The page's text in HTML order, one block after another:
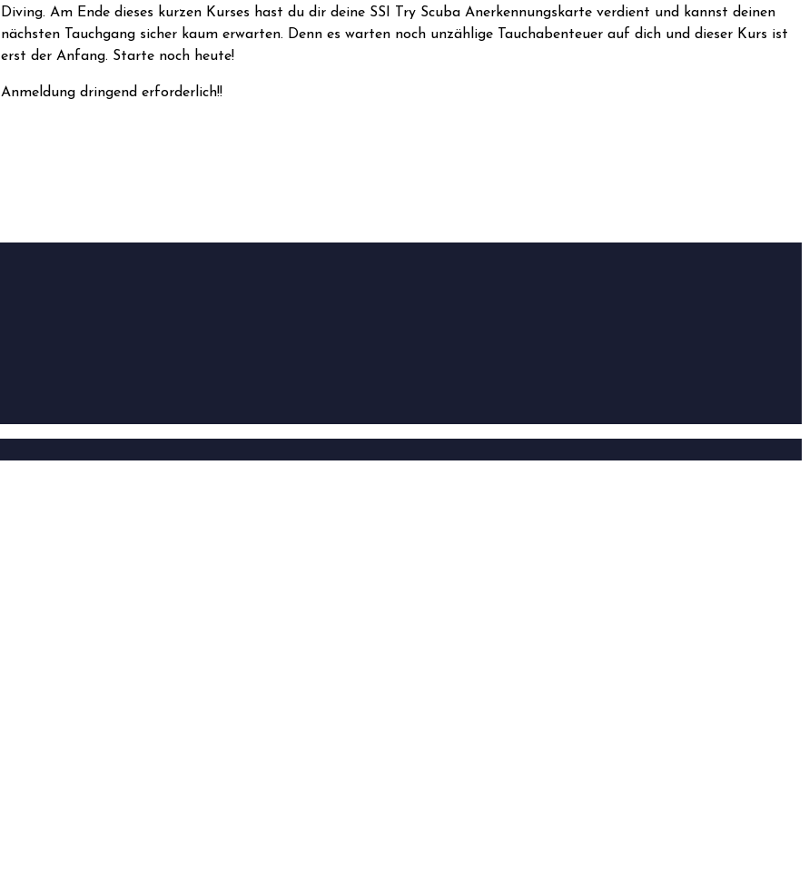
Diving. Am Ende dieses kurzen Kurses hast du dir deine SSI Try Scuba Anerkennungskarte verdient und kannst deinen
nächsten Tauchgang sicher kaum erwarten. Denn es warten noch unzählige Tauchabenteuer auf dich und dieser Kurs ist
erst der Anfang. Starte noch heute!
Anmeldung dringend erforderlich!!